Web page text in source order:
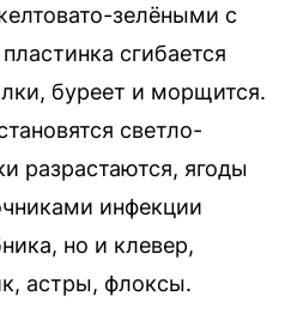
зелёными с
сгибается
буреет и морщится.
светло-
разрастаются, ягоды
инфекции
но и клевер,
астры, флоксы.